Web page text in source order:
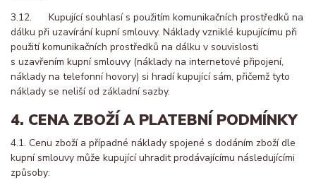
3.12. Kupující souhlasí s použitím komunikačních prostředků na
dálku při uzavírání kupní smlouvy. Náklady vzniklé kupujícímu při
použití komunikačních prostředků na dálku v souvislosti
s uzavřením kupní smlouvy (náklady na internetové připojení,
náklady na telefonní hovory) si hradí kupující sám, přičemž tyto
náklady se neliší od základní sazby.
4. CENA ZBOŽÍ A PLATEBNÍ PODMÍNKY
4.1. Cenu zboží a případné náklady spojené s dodáním zboží dle
kupní smlouvy může kupující uhradit prodávajícímu následujícími
způsoby: